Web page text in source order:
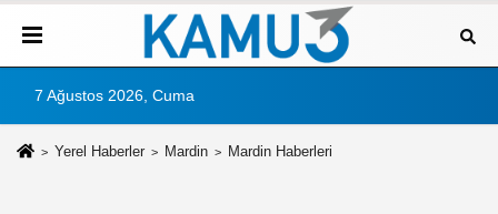
7 Ağustos 2026, Cuma
Yerel Haberler Mardin Mardin Haberleri